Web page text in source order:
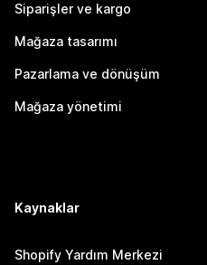
Siparişler ve kargo
Mağaza tasarımı
Pazarlama ve dönüşüm
Mağaza yönetimi
Kaynaklar
Shopify Yardım Merkezi